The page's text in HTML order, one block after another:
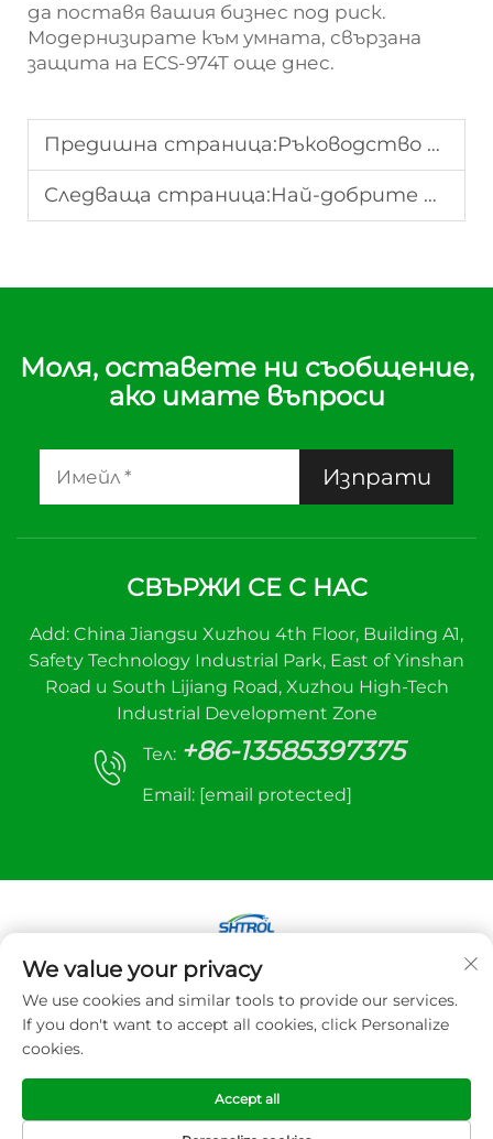
да поставя вашия бизнес под риск.
Модернизирате към умната, свързана
защита на ECS-974T още днес.
Предишна страница:Ръководство за контролер на хладилник: видове, как работят и замяна | SHTROL
Следваща страница:Най-добрите марки хранителни термометри под 50 долара
Моля, оставете ни съобщение,
ако имате въпроси
Изпрати
СВЪРЖИ СЕ С НАС
Add: China Jiangsu Xuzhou 4th Floor, Building A1,
Safety Technology Industrial Park, East of Yinshan
Road и South Lijiang Road, Xuzhou High-Tech
Industrial Development Zone
Тел: +86-13585397375
Email: [email protected]
Copyright © 2025 Xuzhou sanhe оборудване за
автоматично управление Co., LTD. Всички
права запазени
We value your privacy
We use cookies and similar tools to provide our services.
If you don't want to accept all cookies, click Personalize
cookies.
Accept all